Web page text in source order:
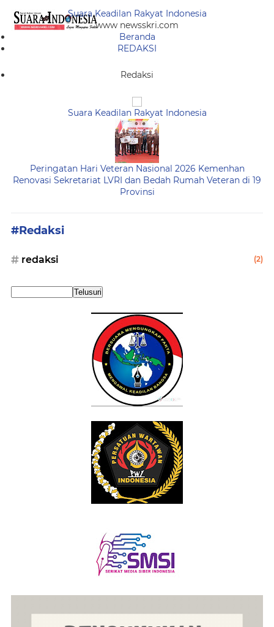
Suara Keadilan Rakyat Indonesia
www newsskri.com
Beranda
REDAKSI
Redaksi
Suara Keadilan Rakyat Indonesia
Peringatan Hari Veteran Nasional 2026 Kemenhan
Renovasi Sekretariat LVRI dan Bedah Rumah Veteran di 19
Provinsi
#Redaksi
redaksi (2)